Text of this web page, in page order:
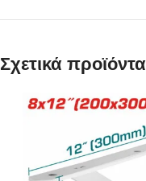
Σχετικά προϊόντα